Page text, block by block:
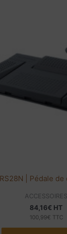
| Pédale
ACCESSOIRES
84,16€ HT
100,99€ TTC